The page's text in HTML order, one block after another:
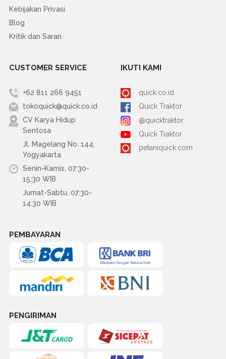
Kebijakan Privasi
Blog
Kritik dan Saran
CUSTOMER SERVICE
+62 811 266 9451
tokoquick@quick.co.id
CV Karya Hidup
Sentosa
Jl. Magelang No. 144,
Yogyakarta
Senin-Kamis, 07:30-
15:30 WIB
Jumat-Sabtu, 07:30-
14:30 WIB
IKUTI KAMI
quick.co.id
Quick Traktor
@quicktraktor
Quick Traktor
petaniquick.com
PEMBAYARAN
PENGIRIMAN